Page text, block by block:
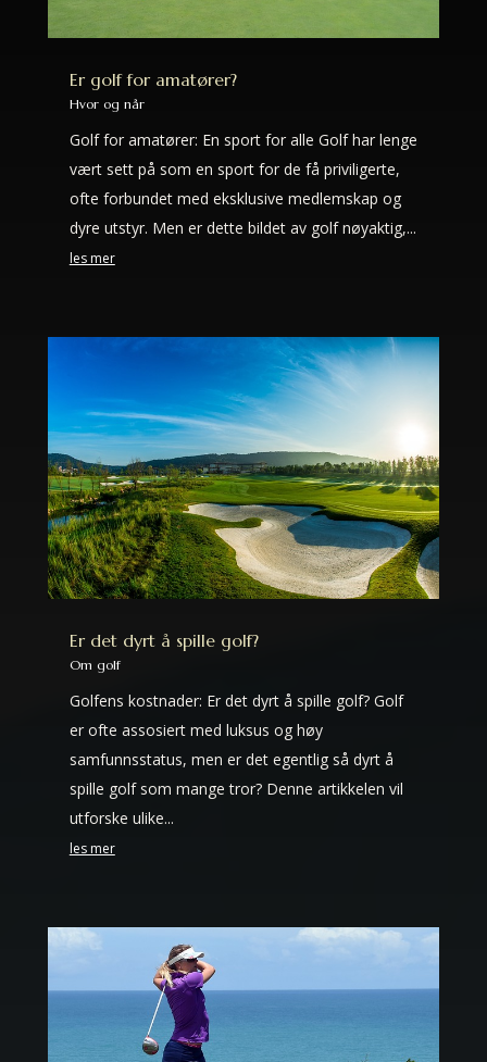
Er golf for amatører?
Hvor og når
Golf for amatører: En sport for alle Golf har lenge
vært sett på som en sport for de få priviligerte,
ofte forbundet med eksklusive medlemskap og
dyre utstyr. Men er dette bildet av golf nøyaktig,...
les mer
Er det dyrt å spille golf?
Om golf
Golfens kostnader: Er det dyrt å spille golf? Golf
er ofte assosiert med luksus og høy
samfunnsstatus, men er det egentlig så dyrt å
spille golf som mange tror? Denne artikkelen vil
utforske ulike...
les mer